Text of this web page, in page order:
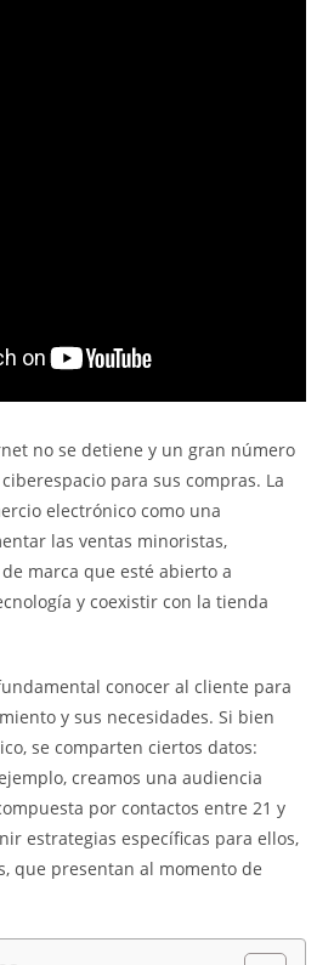
no se detiene y un gran número
para sus compras. La
electrónico como una
las ventas minoristas,
marca que esté abierto a
y coexistir con la tienda
conocer al cliente para
y sus necesidades. Si bien
se comparten ciertos datos:
creamos una audiencia
por contactos entre 21 y
estrategias específicas para ellos,
que presentan al momento de